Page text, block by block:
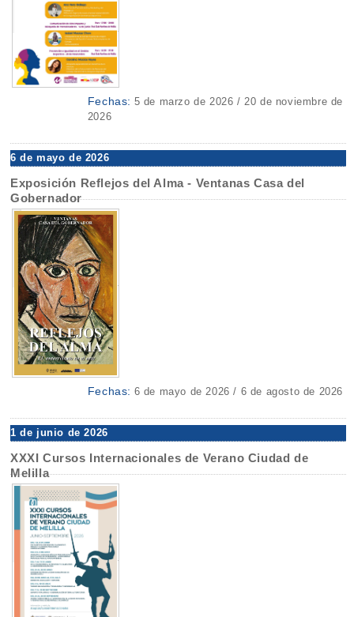
Fechas: 5 de marzo de 2026 / 20 de noviembre de
2026
6 de mayo de 2026
Exposición Reflejos del Alma - Ventanas Casa del
Gobernador
Fechas: 6 de mayo de 2026 / 6 de agosto de 2026
1 de junio de 2026
XXXI Cursos Internacionales de Verano Ciudad de
Melilla